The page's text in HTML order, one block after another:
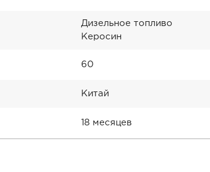
Дизельное топливо
Керосин
60
Китай
18 месяцев